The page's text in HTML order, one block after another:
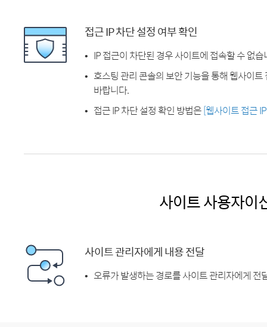
접근 IP 차단 설정 여부 확인
IP 접근이 차단된 경우 사이트에 접속할 수 없습
호스팅 관리 콘솔의 보안 기능을 통해 웹사이
바랍니다.
접근 IP 차단 설정 확인 방법은[웹사이트 접근
사이트 사용자이
사이트 관리자에게 내용 전달
오류가 발생하는 경로를 사이트 관리자에게 전